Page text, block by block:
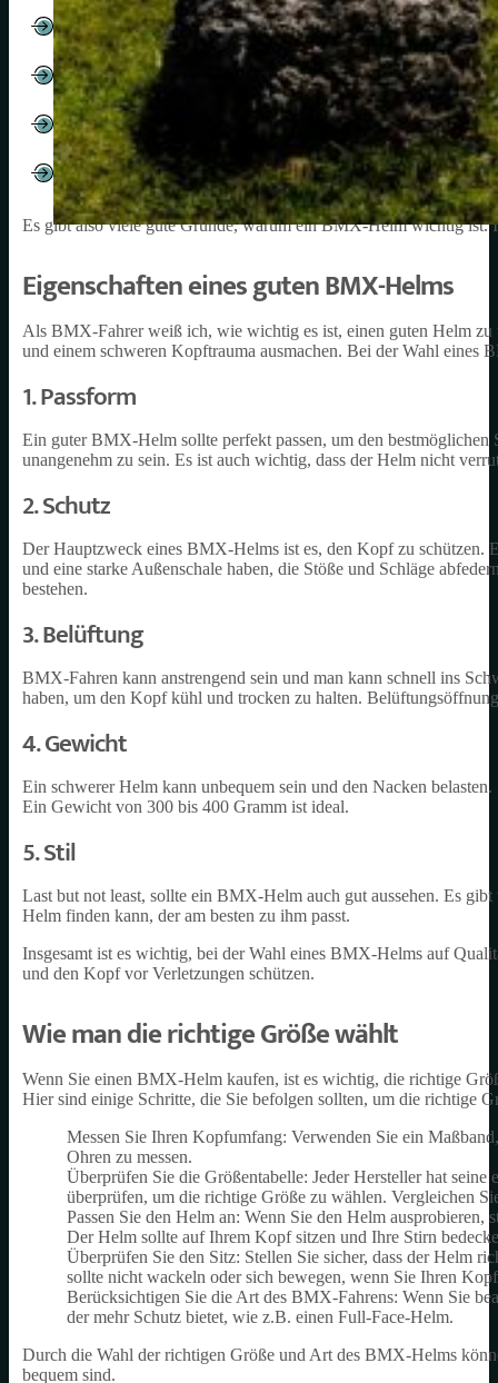
Schutz vor Verletzungen: Ein Helm schützt den Kopf vor
gefährlich sein. Ein Helm kann Verletzungen verhindern
Sicherheit: Ein Helm erhöht die Sicherheit beim BMX-
das Fahren konzentrieren und sich sicherer fühlen.
Vorbildfunktion: Wenn ich als BMX-Fahrer einen Helm
wichtig ist und dass man auch als cooler BMX-Fahrer einen
Pflicht: In einigen Ländern und bei manchen
muss mit Strafen rechnen.
Es gibt also viele gute Gründe, warum ein BMX-Helm wichtig
Eigenschaften eines guten BMX-Helms
Als BMX-Fahrer weiß ich, wie wichtig es ist, einen guten Helm
und einem schweren Kopftrauma ausmachen. Bei der Wahl eines
1. Passform
Ein guter BMX-Helm sollte perfekt passen, um den
unangenehm zu sein. Es ist auch wichtig, dass der Helm nicht
2. Schutz
Der Hauptzweck eines BMX-Helms ist es, den Kopf zu
und eine starke Außenschale haben, die Stöße und Schläge
bestehen.
3. Belüftung
BMX-Fahren kann anstrengend sein und man kann schnell ins
haben, um den Kopf kühl und trocken zu halten.
4. Gewicht
Ein schwerer Helm kann unbequem sein und den Nacken
Ein Gewicht von 300 bis 400 Gramm ist ideal.
5. Stil
Last but not least, sollte ein BMX-Helm auch gut aussehen. Es
Helm finden kann, der am besten zu ihm passt.
Insgesamt ist es wichtig, bei der Wahl eines BMX-Helms auf
und den Kopf vor Verletzungen schützen.
Wie man die richtige Größe wählt
Wenn Sie einen BMX-Helm kaufen, ist es wichtig, die richtige
Hier sind einige Schritte, die Sie befolgen sollten, um die richtige
Messen Sie Ihren Kopfumfang: Verwenden Sie ein
Ohren zu messen.
Überprüfen Sie die Größentabelle: Jeder Hersteller hat
überprüfen, um die richtige Größe zu wählen. Vergleichen
Passen Sie den Helm an: Wenn Sie den Helm
Der Helm sollte auf Ihrem Kopf sitzen und Ihre Stirn
Überprüfen Sie den Sitz: Stellen Sie sicher, dass der Helm
sollte nicht wackeln oder sich bewegen, wenn Sie Ihren
Berücksichtigen Sie die Art des BMX-Fahrens: Wenn Sie
der mehr Schutz bietet, wie z.B. einen Full-Face-Helm.
Durch die Wahl der richtigen Größe und Art des BMX-Helms
bequem sind.